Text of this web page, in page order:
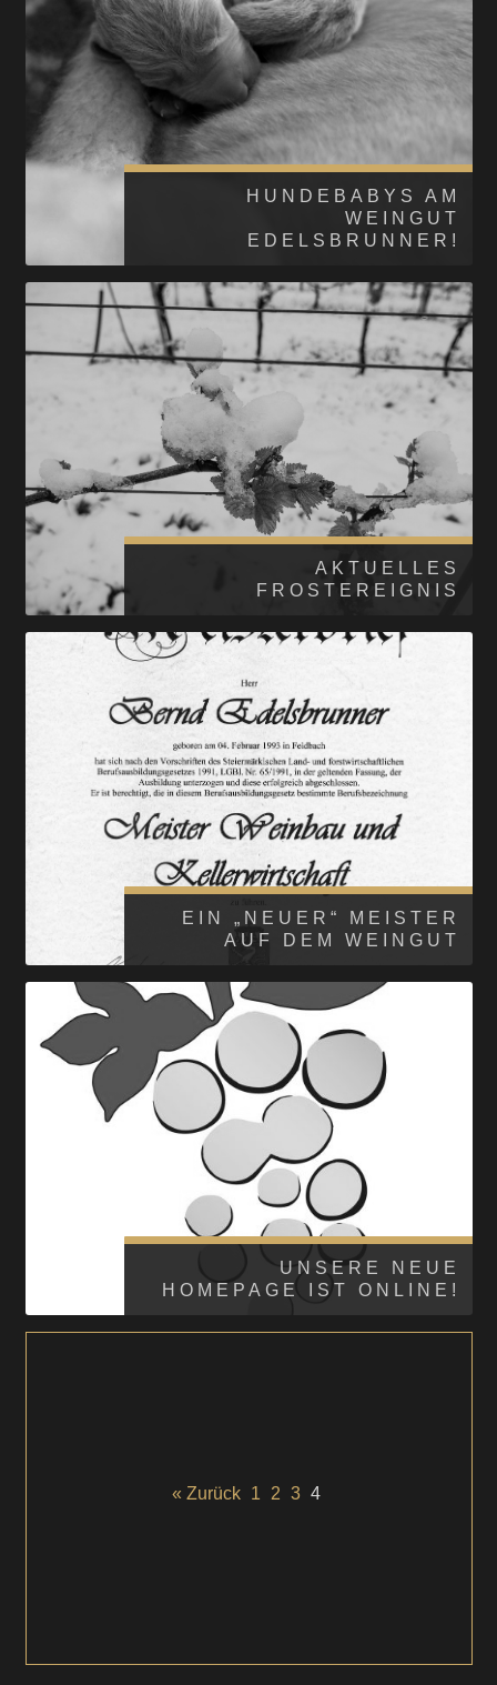
HUNDEBABYS AM
WEINGUT
EDELSBRUNNER!
AKTUELLES
FROSTEREIGNIS
EIN „NEUER“ MEISTER
AUF DEM WEINGUT
UNSERE NEUE
HOMEPAGE IST ONLINE!
« Zurück 1 2 3 4